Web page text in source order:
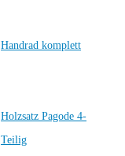
Handrad komplett
Holzsatz Pagode 4-
Teilig